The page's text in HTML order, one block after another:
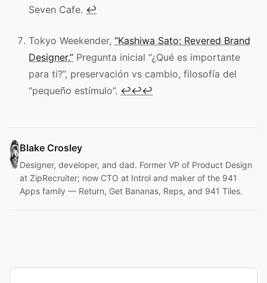
Seven Cafe. ↩
Tokyo Weekender, “Kashiwa Sato: Revered Brand
Designer.” Pregunta inicial “¿Qué es importante
para ti?”, preservación vs cambio, filosofía del
“pequeño estímulo”. ↩↩↩
Blake Crosley
Designer, developer, and dad. Former VP of Product Design
at ZipRecruiter; now CTO at Introl and maker of the 941
Apps family — Return, Get Bananas, Reps, and 941 Tiles.